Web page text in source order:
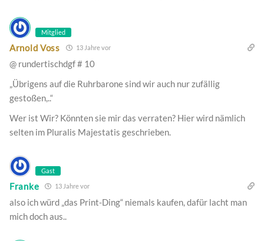
Mitglied
Arnold Voss 13 Jahre vor
@ rundertischdgf # 10
„Übrigens auf die Ruhrbarone sind wir auch nur zufällig
gestoßen,..“
Wer ist Wir? Könnten sie mir das verraten? Hier wird nämlich
selten im Pluralis Majestatis geschrieben.
Gast
Franke 13 Jahre vor
also ich würd „das Print-Ding“ niemals kaufen, dafür lacht man
mich doch aus..